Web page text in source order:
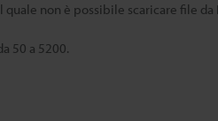
non è possibile scaricare file da
50 a 5200.